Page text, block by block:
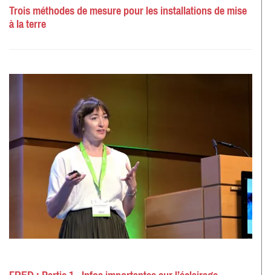
Trois méthodes de mesure pour les installations de mise
à la terre